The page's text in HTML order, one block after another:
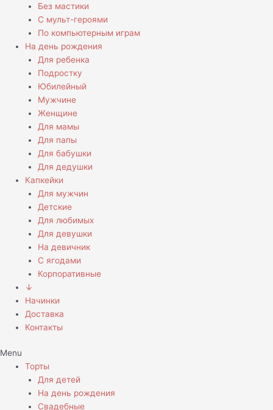
Без мастики
С мульт-героями
По компьютерным играм
На день рождения
Для ребенка
Подростку
Юбилейный
Мужчине
Женщине
Для мамы
Для папы
Для бабушки
Для дедушки
Капкейки
Для мужчин
Детские
Для любимых
Для девушки
На девичник
С ягодами
Корпоративные
↓
Начинки
Доставка
Контакты
Menu
Торты
Для детей
На день рождения
Свадебные